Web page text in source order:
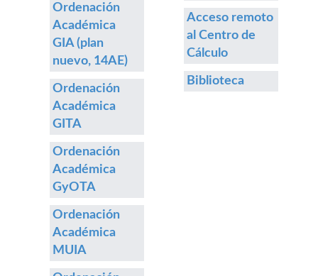
Ordenación
Académica
GIA (plan
nuevo, 14AE)
Ordenación
Académica
GITA
Ordenación
Académica
GyOTA
Ordenación
Académica
MUIA
Acceso remoto
al Centro de
Cálculo
Biblioteca